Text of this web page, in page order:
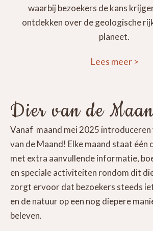
waarbij bezoekers de kans
ontdekken over de geologische
planeet.
Lees meer >
Dier van de
Vanaf maand mei 2025 introduceren
van de Maand! Elke maand staat één
met extra aanvullende informatie,
en speciale activiteiten rondom dit
zorgt ervoor dat bezoekers steeds
en de natuur op een nog diepere
beleven.